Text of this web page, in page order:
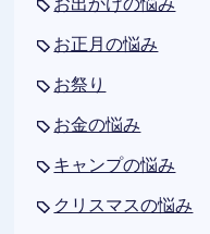
お正月の悩み
お祭り
お金の悩み
キャンプの悩み
クリスマスの悩み